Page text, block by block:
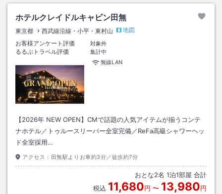
ホテルクレイドルキャビン田無
東京都 西武線沿線・小平・東村山
地図
お客様アンケート評価
対象外
るるぶトラベル評価
集計中
無線LAN
【2026年 NEW OPEN】CMで話題の人気アイテムが揃うコンテ
ナホテル／トゥルースリーパー全室完備／ReFa高級シャワーヘッ
ド全室採用…
アクセス： 田無駅よりお車約3分／徒歩約7分
おとな2名 1泊1部屋 合計
税込 11,680円 〜 13,980円